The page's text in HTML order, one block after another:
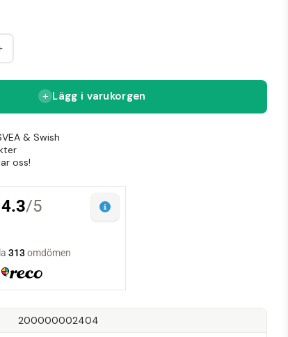
Lägg i varukorgen
& Swish
oss!
200000002404